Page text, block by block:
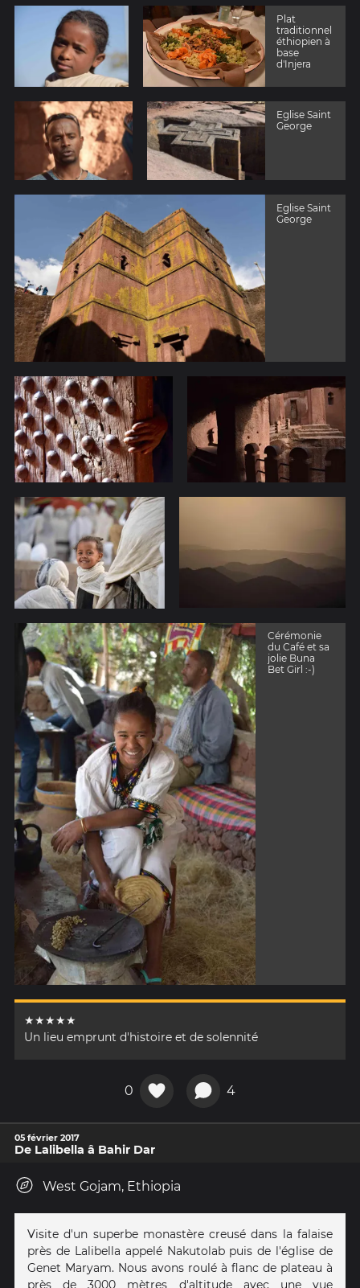
Plat
traditionnel
éthiopien à
base
d'Injera
Eglise Saint
George
Eglise Saint
George
Cérémonie
du Café et sa
jolie Buna
Bet Girl :-)
★★★★★
Un lieu emprunt d'histoire et de solennité
0 4
05 février 2017
De Lalibella â Bahir Dar
West Gojam, Ethiopia
Visite d'un superbe monastère creusé dans la falaise
près de Lalibella appelé Nakutolab puis de l'église de
Genet Maryam. Nous avons roulé à flanc de plateau à
près de 3000 mètres d'altitude avec une vue